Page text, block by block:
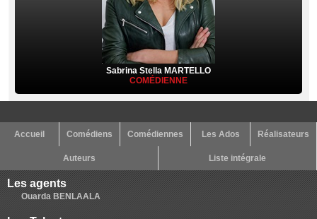
Sabrina Stella MARTELLO
COMÉDIENNE
Accueil Comédiens Comédiennes Les Ados Réalisateurs
Auteurs Liste intégrale
Les agents
Ouarda BENLAALA